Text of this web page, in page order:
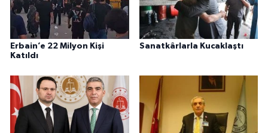
Erbain’e 22 Milyon Kişi
Katıldı
Sanatkârlarla Kucaklaştı